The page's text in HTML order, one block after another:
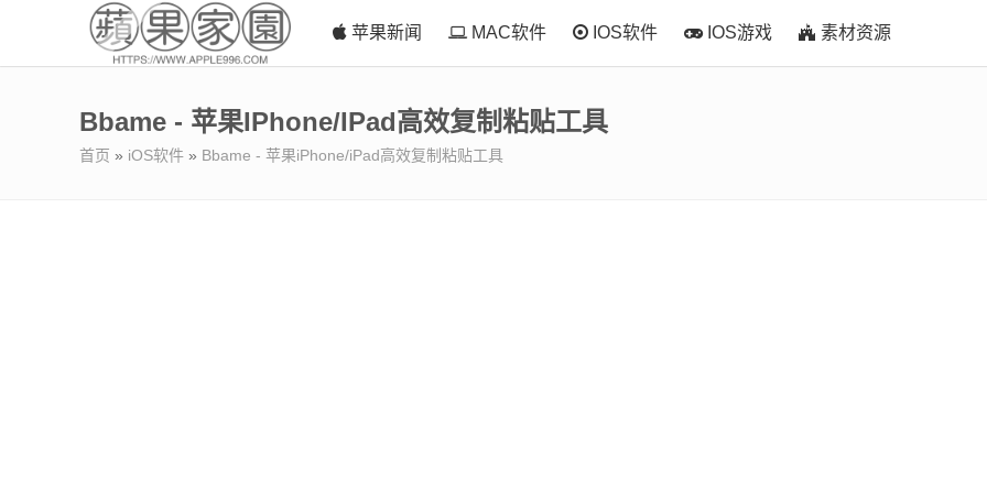
苹果新闻 MAC软件 IOS软件 IOS游戏 素材资源
Bbame - 苹果iPhone/iPad高效复制粘贴工具
首页 » iOS软件 » Bbame - 苹果iPhone/iPad高效复制粘贴工具